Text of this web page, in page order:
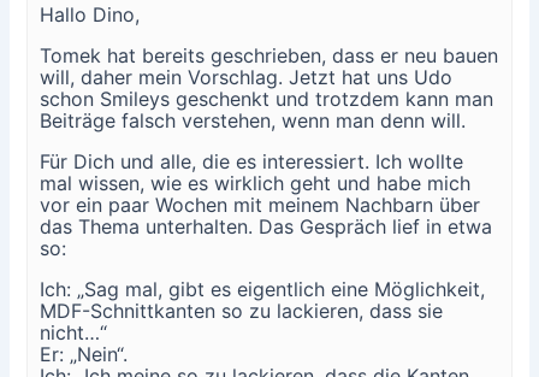
Hallo Dino,
Tomek hat bereits geschrieben, dass er neu bauen
will, daher mein Vorschlag. Jetzt hat uns Udo
schon Smileys geschenkt und trotzdem kann man
Beiträge falsch verstehen, wenn man denn will.
Für Dich und alle, die es interessiert. Ich wollte
mal wissen, wie es wirklich geht und habe mich
vor ein paar Wochen mit meinem Nachbarn über
das Thema unterhalten. Das Gespräch lief in etwa
so:
Ich: „Sag mal, gibt es eigentlich eine Möglichkeit,
MDF-Schnittkanten so zu lackieren, dass sie
nicht…“
Er: „Nein“.